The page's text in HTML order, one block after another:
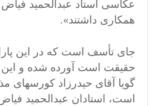
عکاسی استاد عبدالحمید فیاض
همکاری داشتند».
جای تأسف است که در این
حقیقت است آورده شده و
گویا آقای حیدرزاد کورسهای
است، استادان عبدالحمید